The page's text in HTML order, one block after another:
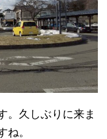
。久しぶりに来ま
ね。